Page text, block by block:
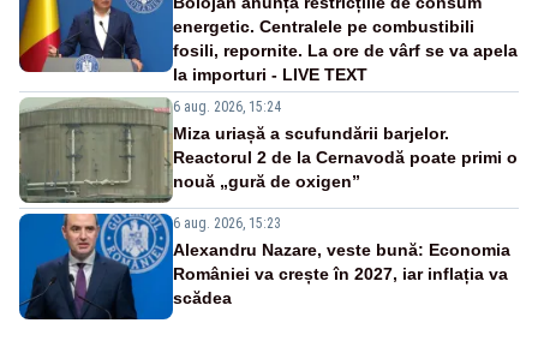
energetic. Centralele pe combustibili
fosili, repornite. La ore de vârf se va apela
la importuri - LIVE TEXT
6 aug. 2026, 15:24
Miza uriașă a scufundării barjelor.
Reactorul 2 de la Cernavodă poate primi o
nouă „gură de oxigen”
6 aug. 2026, 15:23
Alexandru Nazare, veste bună: Economia
României va crește în 2027, iar inflația va
scădea